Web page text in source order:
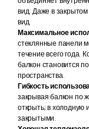
вид. Даже в
вид.
Максимальное
стеклянные панели
течение всего года.
балкон становится
пространства.
Гибкость
закрывая балкон по
открыть; в холодную
закрытыми.